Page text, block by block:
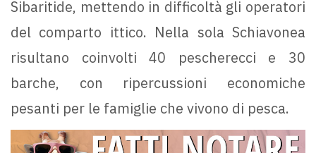
Sibaritide, mettendo in difficoltà gli operatori
del comparto ittico. Nella sola Schiavonea
risultano coinvolti 40 pescherecci e 30
barche, con ripercussioni economiche
pesanti per le famiglie che vivono di pesca.